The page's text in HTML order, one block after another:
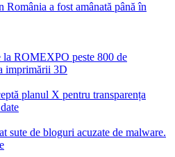
a fost amânată până în
ROMEXPO peste 800 de
imprimării 3D
planul X pentru transparența
sute de bloguri acuzate de malware.